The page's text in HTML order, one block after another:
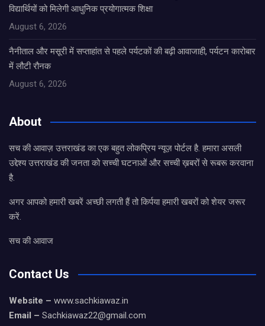
विद्यार्थियों को मिलेगी आधुनिक प्रयोगात्मक शिक्षा
August 6, 2026
नैनीताल और मसूरी में सप्ताहांत से पहले पर्यटकों की बढ़ी आवाजाही, पर्यटन कारोबार
में लौटी रौनक
August 6, 2026
About
सच की आवाज़ उत्तराखंड का एक बहुत लोकप्रिय न्यूज़ पोर्टल है. हमारा असली
उद्देश्य उत्तराखंड की जनता को सच्ची घटनाओं और सच्ची ख़बरों से रूबरू करवाना
है.
अगर आपको हमारी खबरें अच्छी लगती हैं तो किर्पया हमारी खबरों को शेयर जरूर
करें.
सच की आवाज
Contact Us
Website – www.sachkiawaz.in
Email – Sachkiawaz22@gmail.com